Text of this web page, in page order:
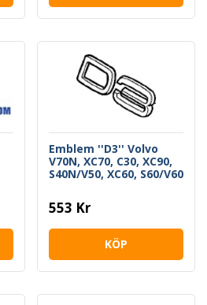
Emblem ''D3'' Volvo
V70N, XC70, C30, XC90,
S40N/V50, XC60, S60/V60
553 Kr
KÖP